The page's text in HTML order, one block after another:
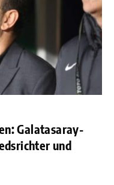
Galatasaray-
und